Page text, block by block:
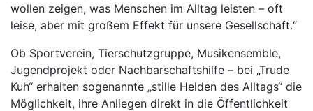
wollen zeigen, was Menschen im Alltag leisten – oft
leise, aber mit großem Effekt für unsere Gesellschaft.“
Ob Sportverein, Tierschutzgruppe, Musikensemble,
Jugendprojekt oder Nachbarschaftshilfe – bei „Trude
Kuh“ erhalten sogenannte „stille Helden des Alltags“ die
Möglichkeit, ihre Anliegen direkt in die Öffentlichkeit